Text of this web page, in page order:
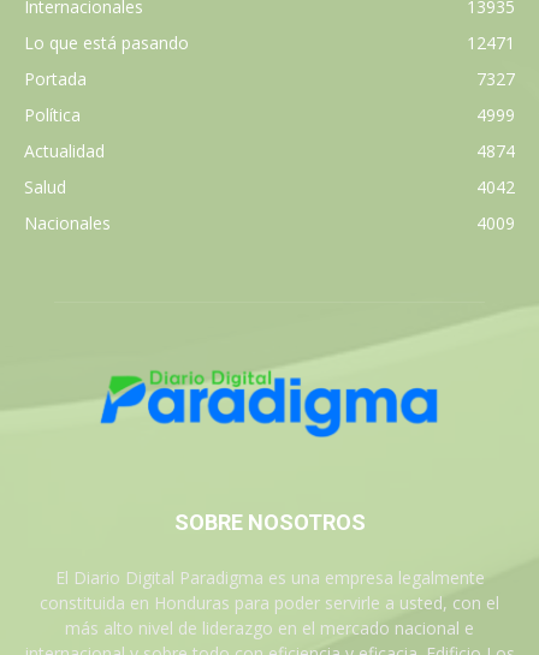
Internacionales
13935
Lo que está pasando
12471
Portada
7327
Política
4999
Actualidad
4874
Salud
4042
Nacionales
4009
SOBRE NOSOTROS
El Diario Digital Paradigma es una empresa legalmente
constituida en Honduras para poder servirle a usted, con el
más alto nivel de liderazgo en el mercado nacional e